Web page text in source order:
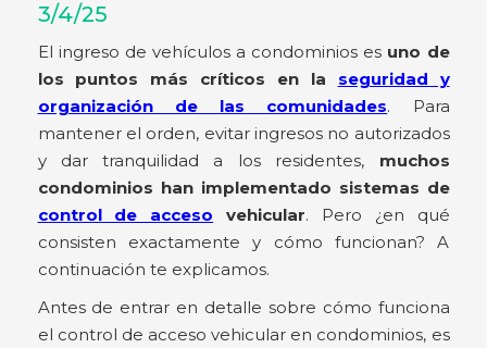
3/4/25
El ingreso de vehículos a condominios es uno de
los puntos más críticos en la seguridad y
organización de las comunidades. Para
mantener el orden, evitar ingresos no autorizados
y dar tranquilidad a los residentes, muchos
condominios han implementado sistemas de
control de acceso vehicular. Pero ¿en qué
consisten exactamente y cómo funcionan? A
continuación te explicamos.
Antes de entrar en detalle sobre cómo funciona
el control de acceso vehicular en condominios, es